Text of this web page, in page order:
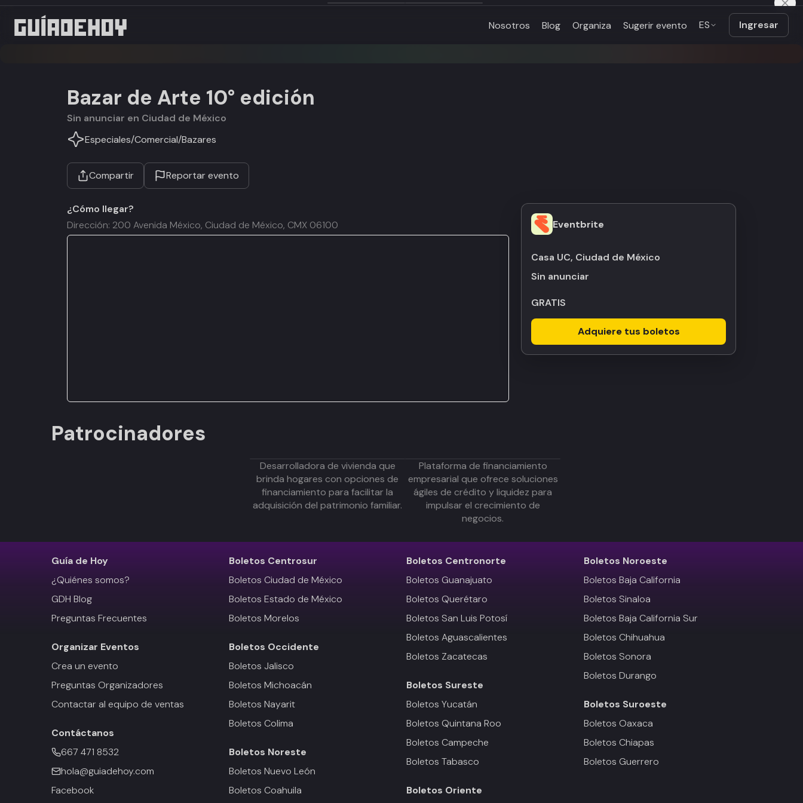
Nosotros Blog Organiza Sugerir evento ES Ingresar
Bazar de Arte 10° edición
Sin anunciar en Ciudad de México
Especiales/Comercial/Bazares
Compartir Reportar evento
Eventbrite
Casa UC, Ciudad de México
Sin anunciar
GRATIS
Adquiere tus boletos
¿Cómo llegar?
Dirección: 200 Avenida México, Ciudad de México, CMX 06100
Patrocinadores
Desarrolladora de vivienda que
brinda hogares con opciones de
financiamiento para facilitar la
adquisición del patrimonio familiar.
Plataforma de financiamiento
empresarial que ofrece soluciones
ágiles de crédito y liquidez para
impulsar el crecimiento de
negocios.
Guía de Hoy
¿Quiénes somos?
GDH Blog
Preguntas Frecuentes
Organizar Eventos
Crea un evento
Preguntas Organizadores
Contactar al equipo de ventas
Contáctanos
667 471 8532
hola@guiadehoy.com
Facebook
Boletos Centrosur
Boletos Ciudad de México
Boletos Estado de México
Boletos Morelos
Boletos Occidente
Boletos Jalisco
Boletos Michoacán
Boletos Nayarit
Boletos Colima
Boletos Noreste
Boletos Nuevo León
Boletos Coahuila
Boletos Centronorte
Boletos Guanajuato
Boletos Querétaro
Boletos San Luis Potosí
Boletos Aguascalientes
Boletos Zacatecas
Boletos Sureste
Boletos Yucatán
Boletos Quintana Roo
Boletos Campeche
Boletos Tabasco
Boletos Oriente
Boletos Noroeste
Boletos Baja California
Boletos Sinaloa
Boletos Baja California Sur
Boletos Chihuahua
Boletos Sonora
Boletos Durango
Boletos Suroeste
Boletos Oaxaca
Boletos Chiapas
Boletos Guerrero